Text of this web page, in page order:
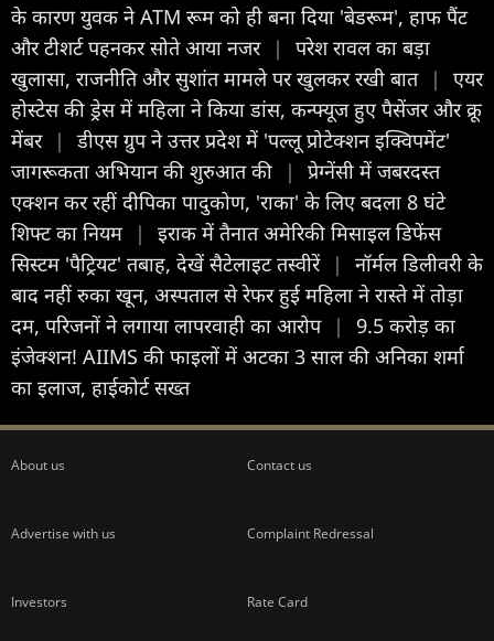
के कारण युवक ने ATM रूम को ही बना दिया 'बेडरूम', हाफ पैंट
और टीशर्ट पहनकर सोते आया नजर |
परेश रावल का बड़ा
खुलासा, राजनीति और सुशांत मामले पर खुलकर रखी बात |
एयर
होस्टेस की ड्रेस में महिला ने किया डांस, कन्फ्यूज हुए पैसेंजर और क्रू
मेंबर |
डीएस ग्रुप ने उत्तर प्रदेश में 'पल्लू प्रोटेक्शन इक्विपमेंट'
जागरूकता अभियान की शुरुआत की
|
प्रेग्नेंसी में जबरदस्त
एक्शन कर रहीं दीपिका पादुकोण, 'राका' के लिए बदला 8 घंटे
शिफ्ट का नियम
|
इराक में तैनात अमेरिकी मिसाइल डिफेंस
सिस्टम 'पैट्रियट' तबाह, देखें सैटेलाइट तस्वीरें |
नॉर्मल डिलीवरी के
बाद नहीं रुका खून, अस्पताल से रेफर हुई महिला ने रास्ते में तोड़ा
दम, परिजनों ने लगाया लापरवाही का आरोप |
9.5 करोड़ का
इंजेक्शन! AIIMS की फाइलों में अटका 3 साल की अनिका शर्मा
का इलाज, हाईकोर्ट सख्त
About us Contact us
Advertise with us Complaint Redressal
Investors Rate Card